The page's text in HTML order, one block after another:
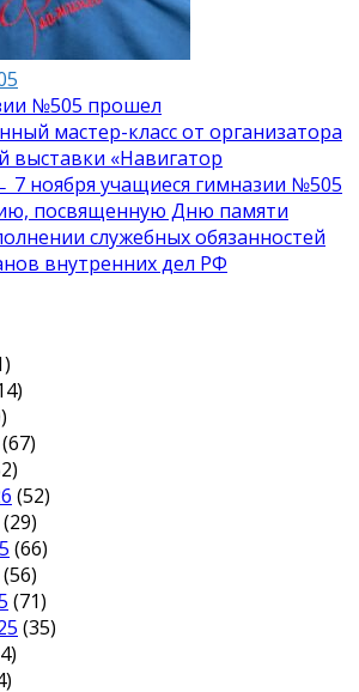
№505 прошел
мастер-класс от организатора
выставки «Навигатор
7 ноября учащиеся гимназии №505
посвященную Дню памяти
служебных обязанностей
внутренних дел РФ
(67)
(52)
(29)
(66)
(56)
(71)
(35)